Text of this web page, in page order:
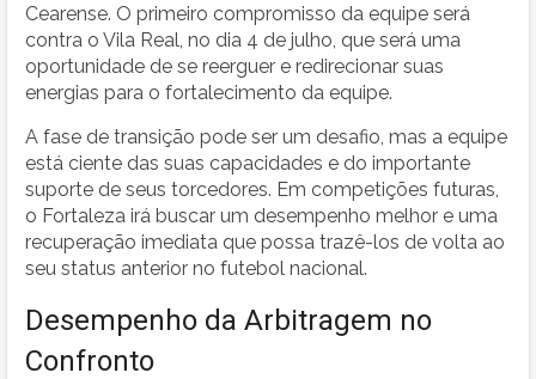
Cearense. O primeiro compromisso da equipe será
contra o Vila Real, no dia 4 de julho, que será uma
oportunidade de se reerguer e redirecionar suas
energias para o fortalecimento da equipe.
A fase de transição pode ser um desafio, mas a equipe
está ciente das suas capacidades e do importante
suporte de seus torcedores. Em competições futuras,
o Fortaleza irá buscar um desempenho melhor e uma
recuperação imediata que possa trazê-los de volta ao
seu status anterior no futebol nacional.
Desempenho da Arbitragem no
Confronto